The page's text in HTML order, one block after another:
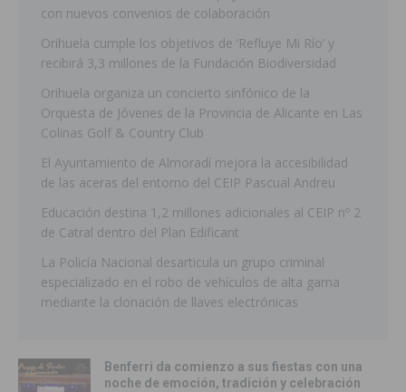
con nuevos convenios de colaboración
Orihuela cumple los objetivos de ‘Refluye Mi Río’ y
recibirá 3,3 millones de la Fundación Biodiversidad
Orihuela organiza un concierto sinfónico de la
Orquesta de Jóvenes de la Provincia de Alicante en Las
Colinas Golf & Country Club
El Ayuntamiento de Almoradí mejora la accesibilidad
de las aceras del entorno del CEIP Pascual Andreu
Educación destina 1,2 millones adicionales al CEIP nº 2
de Catral dentro del Plan Edificant
La Policía Nacional desarticula un grupo criminal
especializado en el robo de vehículos de alta gama
mediante la clonación de llaves electrónicas
Benferri da comienzo a sus fiestas con una
noche de emoción, tradición y celebración